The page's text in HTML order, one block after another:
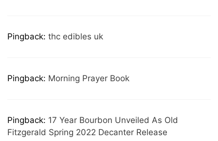
Pingback: thc edibles uk
Pingback: Morning Prayer Book
Pingback: 17 Year Bourbon Unveiled As Old
Fitzgerald Spring 2022 Decanter Release